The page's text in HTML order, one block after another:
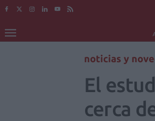
noticias y
El
cerca